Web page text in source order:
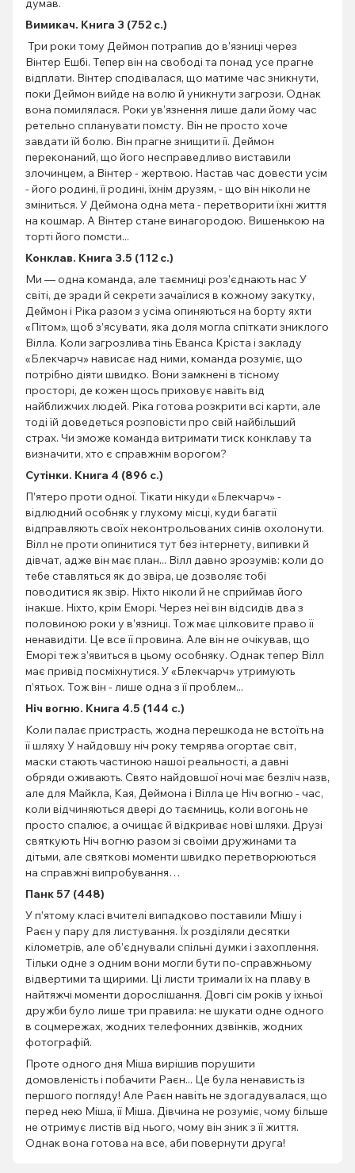
думав.
Вимикач. Книга 3 (752 с.)
Три роки тому Деймон потрапив до в’язниці через
Вінтер Ешбі. Тепер він на свободі та понад усе прагне
відплати. Вінтер сподівалася, що матиме час зникнути,
поки Деймон вийде на волю й уникнути загрози. Однак
вона помилялася. Роки ув’язнення лише дали йому час
ретельно спланувати помсту. Він не просто хоче
завдати їй болю. Він прагне знищити її. Деймон
переконаний, що його несправедливо виставили
злочинцем, а Вінтер - жертвою. Настав час довести усім
- його родині, її родині, їхнім друзям, - що він ніколи не
зміниться. У Деймона одна мета - перетворити їхні життя
на кошмар. А Вінтер стане винагородою. Вишенькою на
торті його помсти...
Конклав. Книга 3.5 (112 с.)
Ми — одна команда, але таємниці роз’єднають нас У
світі, де зради й секрети зачаїлися в кожному закутку,
Деймон і Ріка разом з усіма опиняються на борту яхти
«Пітом», щоб з’ясувати, яка доля могла спіткати зниклого
Вілла. Коли загрозлива тінь Еванса Кріста і закладу
«Блекчарч» нависає над ними, команда розуміє, що
потрібно діяти швидко. Вони замкнені в тісному
просторі, де кожен щось приховує навіть від
найближчих людей. Ріка готова розкрити всі карти, але
тоді їй доведеться розповісти про свій найбільший
страх. Чи зможе команда витримати тиск конклаву та
визначити, хто є справжнім ворогом?
Сутінки. Книга 4 (896 с.)
П’ятеро проти одної. Тікати нікуди «Блекчарч» -
відлюдний особняк у глухому місці, куди багатії
відправляють своїх неконтрольованих синів охолонути.
Вілл не проти опинитися тут без інтернету, випивки й
дівчат, адже він має план... Вілл давно зрозумів: коли до
тебе ставляться як до звіра, це дозволяє тобі
поводитися як звір. Ніхто ніколи й не сприймав його
інакше. Ніхто, крім Еморі. Через неї він відсидів два з
половиною роки у в’язниці. Тож має цілковите право її
ненавидіти. Це все її провина. Але він не очікував, що
Еморі теж з’явиться в цьому особняку. Однак тепер Вілл
має привід посміхнутися. У «Блекчарч» утримують
п’ятьох. Тож він - лише одна з її проблем...
Ніч вогню. Книга 4.5 (144 с.)
Коли палає пристрасть, жодна перешкода не встоїть на
її шляху У найдовшу ніч року темрява огортає світ,
маски стають частиною нашої реальності, а давні
обряди оживають. Свято найдовшої ночі має безліч назв,
але для Майкла, Кая, Деймона і Вілла це Ніч вогню - час,
коли відчиняються двері до таємниць, коли вогонь не
просто спалює, а очищає й відкриває нові шляхи. Друзі
святкують Ніч вогню разом зі своїми дружинами та
дітьми, але святкові моменти швидко перетворюються
на справжні випробування…
Панк 57 (448)
У п’ятому класі вчителі випадково поставили Мішу і
Раєн у пару для листування. Їх розділяли десятки
кілометрів, але об’єднували спільні думки і захоплення.
Тільки одне з одним вони могли бути по-справжньому
відвертими та щирими. Ці листи тримали їх на плаву в
найтяжчі моменти дорослішання. Довгі сім років у їхньої
дружби було лише три правила: не шукати одне одного
в соцмережах, жодних телефонних дзвінків, жодних
фотографій.
Проте одного дня Міша вирішив порушити
домовленість і побачити Раєн... Це була ненависть із
першого погляду! Але Раєн навіть не здогадувалася, що
перед нею Міша, її Міша. Дівчина не розуміє, чому більше
не отримує листів від нього, чому він зник з її життя.
Однак вона готова на все, аби повернути друга!